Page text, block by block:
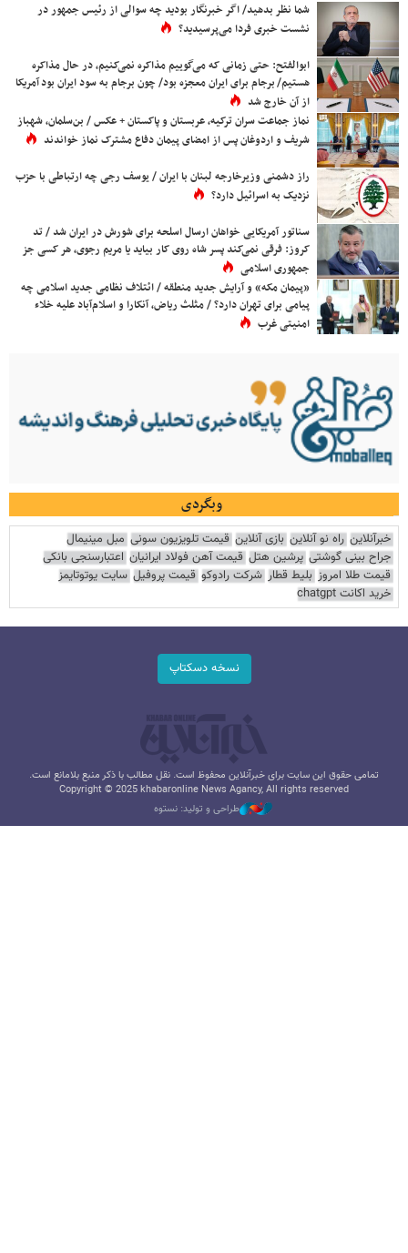
شما نظر بدهید/ اگر خبرنگار بودید چه سوالی از رئیس جمهور در
نشست خبری فردا می‌پرسیدید؟
ابوالفتح: حتی زمانی که می‌گوییم مذاکره نمی‌کنیم، در حال مذاکره
هستیم/ برجام برای ایران معجزه بود/ چون برجام به سود ایران بود آمریکا
از آن خارج شد
نماز جماعت سران ترکیه، عربستان و پاکستان + عکس / بن‌سلمان، شهباز
شریف و اردوغان پس از امضای پیمان دفاع مشترک نماز خواندند
راز دشمنی وزیرخارجه لبنان با ایران / یوسف رجی چه ارتباطی با حزب
نزدیک به اسرائیل دارد؟
سناتور آمریکایی خواهان ارسال اسلحه برای شورش در ایران شد / تد
کروز: فرقی نمی‌کند پسر شاه روی کار بیاید یا مریم رجوی، هر کسی جز
جمهوری اسلامی
«پیمان مکه» و آرایش جدید منطقه / ائتلاف نظامی جدید اسلامی چه
پیامی برای تهران دارد؟ / مثلث ریاض، آنکارا و اسلام‌آباد علیه خلاء
امنیتی غرب
وبگردی
خبرآنلاین راه نو آنلاین بازی آنلاین قیمت تلویزیون سونی مبل مینیمال
جراح بینی گوشتی پرشین هتل قیمت آهن فولاد ایرانیان اعتبارسنجی بانکی
قیمت طلا امروز بلیط قطار شرکت رادوکو قیمت پروفیل سایت یوتوتایمز
خرید اکانت chatgpt
نسخه دسکتاپ
تمامی حقوق این سایت برای خبرآنلاین محفوظ است. نقل مطالب با ذکر منبع بلامانع است.
Copyright © 2025 khabaronline News Agancy, All rights reserved
طراحی و تولید: نستوه